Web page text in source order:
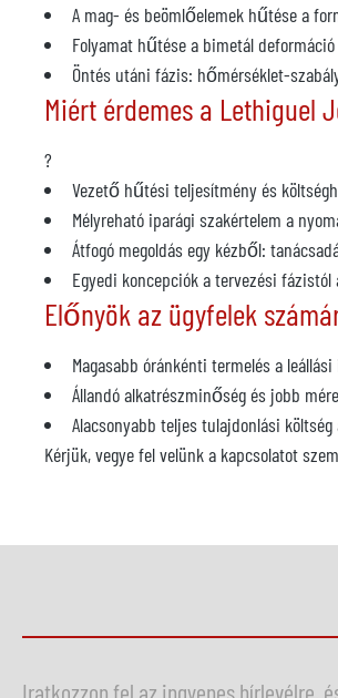
A mag- és beömlőelemek hűtése a
Folyamat hűtése a bimetál
Öntés utáni fázis: hőmérséklet-
Miért érdemes a Lethiguel
?
Vezető hűtési teljesítmény és
Mélyreható iparági szakértelem a
Átfogó megoldás egy kézből:
Egyedi koncepciók a tervezési fázistól
Előnyök az ügyfelek
Magasabb óránkénti termelés a
Állandó alkatrészminőség és jobb
Alacsonyabb teljes tulajdonlási
Kérjük, vegye fel velünk a kapcsolatot
Iratkozzon fel az ingyenes hírlevélre,